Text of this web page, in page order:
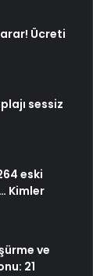
Ücreti
sessiz
eski
Kimler
ve
21